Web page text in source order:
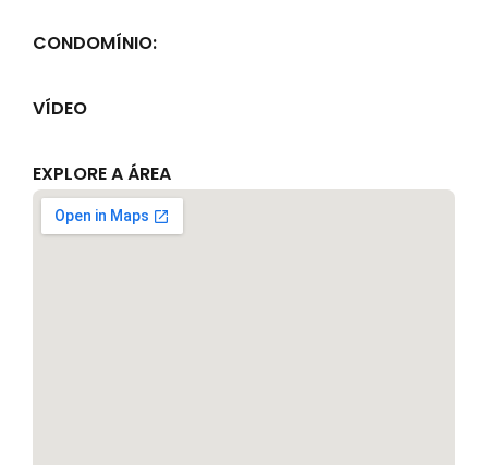
CONDOMÍNIO:
VÍDEO
EXPLORE A ÁREA